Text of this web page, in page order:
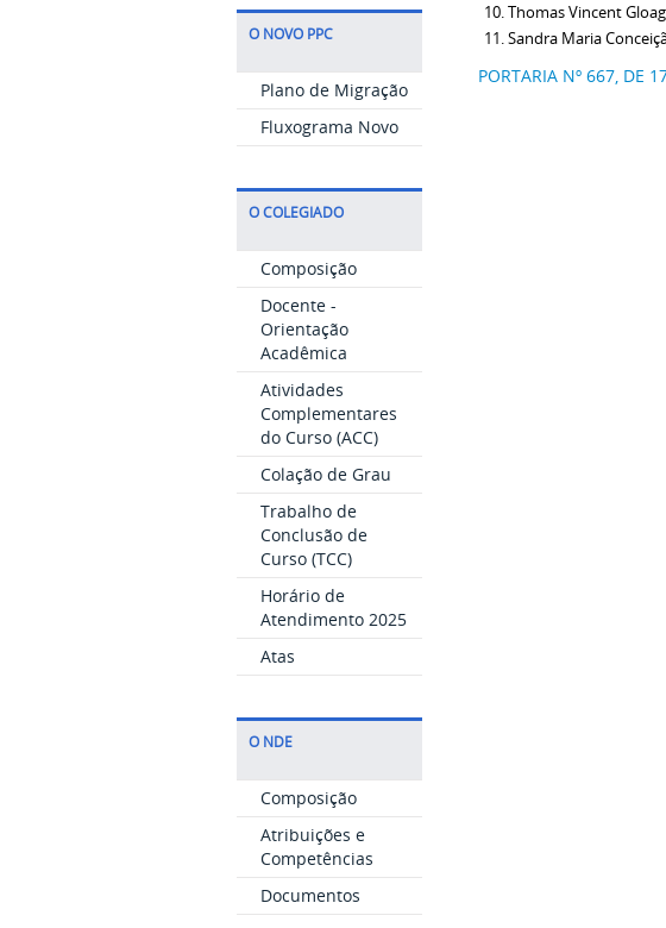
O NOVO PPC
Plano de Migração
Fluxograma Novo
O COLEGIADO
Composição
Docente -
Orientação
Acadêmica
Atividades
Complementares
do Curso (ACC)
Colação de Grau
Trabalho de
Conclusão de
Curso (TCC)
Horário de
Atendimento 2025
Atas
O NDE
Composição
Atribuições e
Competências
Documentos
Thomas Vincent
Sandra Maria
PORTARIA Nº 667, DE